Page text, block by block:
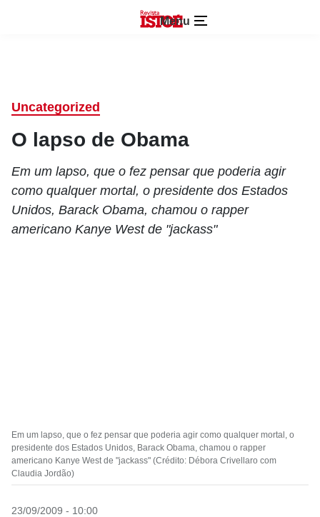
Menu
Uncategorized
O lapso de Obama
Em um lapso, que o fez pensar que poderia agir
como qualquer mortal, o presidente dos Estados
Unidos, Barack Obama, chamou o rapper
americano Kanye West de "jackass"
Em um lapso, que o fez pensar que poderia agir como qualquer mortal, o
presidente dos Estados Unidos, Barack Obama, chamou o rapper
americano Kanye West de "jackass" (Crédito: Débora Crivellaro com
Claudia Jordão)
23/09/2009 - 10:00